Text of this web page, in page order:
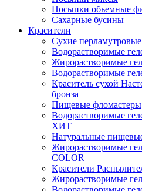
Посыпки обьемные
Сахарные бусины
Красители
Сухие
Водорастворимые
Жирорастворимые
Водорастворимые
Краситель сухой
бронза
Пищевые фломастеры
Водорастворимые
ХИТ
Натуральные
Жирорастворимые
COLOR
Красители
Жирорастворимые